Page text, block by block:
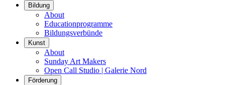
Bildung
About
Educationprogramme
Bildungsverbünde
Kunst
About
Sunday Art Makers
Open Call Studio | Galerie Nord
Förderung